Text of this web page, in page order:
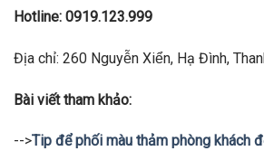
Hotline: 0919.123.999
Địa chỉ: 260 Nguyễn Xiển, Hạ Đình,
Bài viết tham khảo:
-->Tip để phối màu thảm phòng khách